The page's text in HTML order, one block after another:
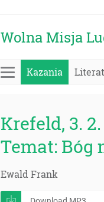
Wolna Misja
Kazania
Krefeld, 3.
Temat: Bóg
Ewald Frank